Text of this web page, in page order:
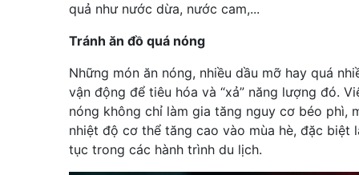
quả như nước dừa, nước cam,...
Tránh ăn đồ quá nóng
Những món ăn nóng, nhiều dầu mỡ hay quá
vận động để tiêu hóa và “xả” năng lượng đó.
nóng không chỉ làm gia tăng nguy cơ béo phì,
nhiệt độ cơ thể tăng cao vào mùa hè, đặc biệt
tục trong các hành trình du lịch.